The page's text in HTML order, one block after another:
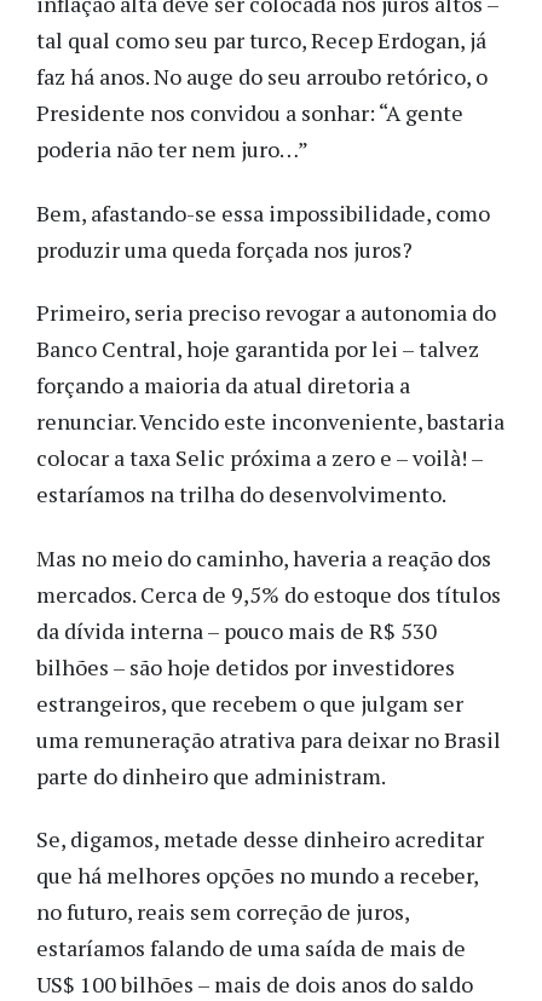
tal qual como seu par turco, RecepErdogan, já
faz há anos. No auge do seu arroubo retórico, o
Presidente nos convidou a sonhar: “A gente
poderia não ter nem juro…”
Bem, afastando-se essa impossibilidade, como
produzir uma queda forçada nos juros?
Primeiro, seria preciso revogar a autonomia do
Banco Central, hoje garantida por lei – talvez
forçando a maioria da atual diretoria a
renunciar. Vencido este inconveniente, bastaria
colocar a taxa Selic próxima a zero e –voilà! –
estaríamos na trilha do desenvolvimento.
Mas no meio do caminho, haveria a reação dos
mercados. Cerca de 9,5% do estoque dos títulos
da dívida interna – pouco mais de R$ 530
bilhões – são hoje detidos por investidores
estrangeiros, que recebem o que julgam ser
uma remuneração atrativa para deixar no Brasil
parte do dinheiro que administram.
Se, digamos, metade desse dinheiro acreditar
que há melhores opções no mundo a receber,
no futuro, reais sem correção de juros,
estaríamos falando de uma saída de mais de
US$ 100 bilhões – mais de dois anos do saldo